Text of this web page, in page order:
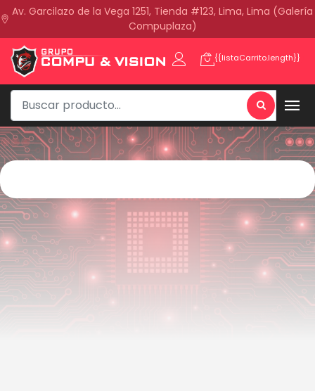
Av. Garcilazo de la Vega 1251, Tienda #123, Lima, Lima (Galería
Compuplaza)
{{listaCarrito.length}}